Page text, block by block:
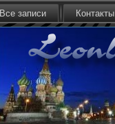
Все записи Контакты